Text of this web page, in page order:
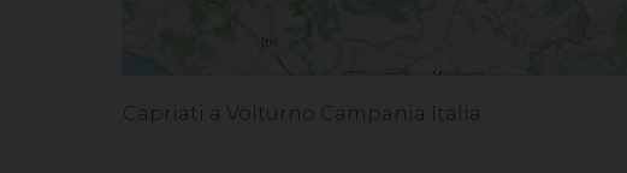
Capriati a Volturno Campania Italia